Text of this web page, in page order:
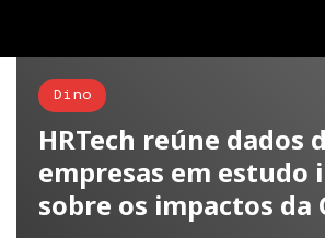
Dino
HRTech reúne dados
empresas em estudo
sobre os impactos da